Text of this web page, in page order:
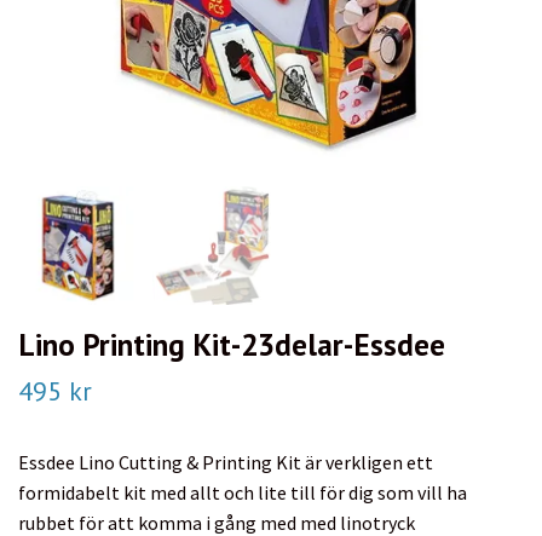
Lino Printing Kit-23delar-Essdee
495 kr
Essdee Lino Cutting & Printing Kit är verkligen ett
formidabelt kit med allt och lite till för dig som vill ha
rubbet för att komma i gång med med linotryck